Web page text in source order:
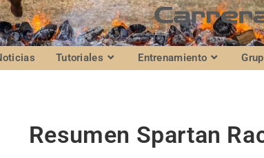
Tutoriales Entrenamiento
Resumen Spartan